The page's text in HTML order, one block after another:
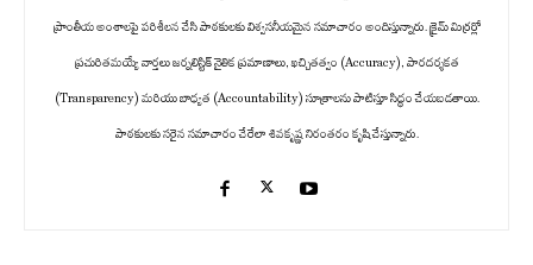
ప్రాంతీయ అంశాలపై పరిశీలన చేసి పాఠకులకు విశ్వసనీయమైన సమాచారం అందిస్తున్నారు. క్రైమ్ మిర్రర్లో
ప్రచురితమయ్యే వార్తలు జర్నలిస్టిక్ నైతిక ప్రమాణాలు, ఖచ్చితత్వం (Accuracy), పారదర్శకత
(Transparency) మరియు బాధ్యత (Accountability) సూత్రాలను పాటిస్తూ సిద్ధం చేయబడతాయి.
పాఠకులకు సరైన సమాచారం చేరేలా శివకృష్ణ నిరంతరం కృషి చేస్తున్నారు.